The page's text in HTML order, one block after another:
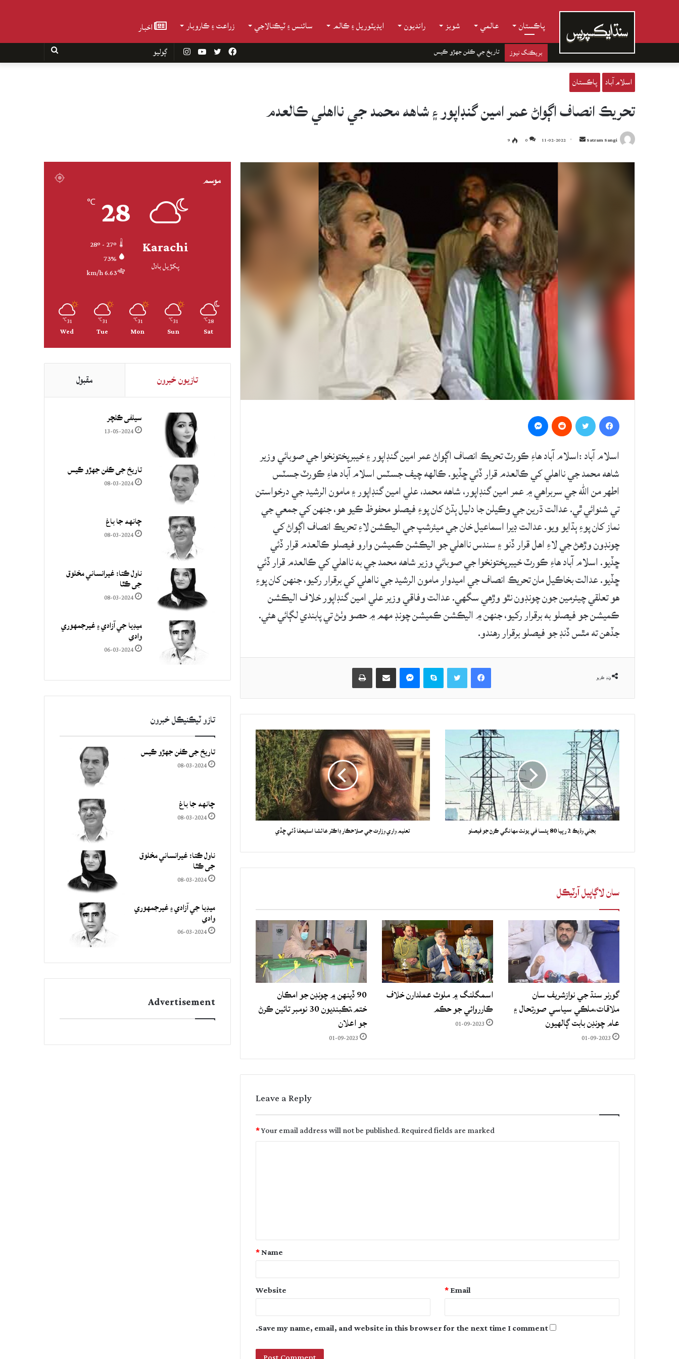
پاڪستان عالمي شوبز رانديون ايڊيٽوريل ۽ ڪالم سائنس ۽ ٽيڪنالاجي زراعت ۽ ڪاروبار اخبار
بريڪنگ نيوز تاريخ جي ڪفن جھڙو ڪيس InstagramYouTube Twitter
Facebook
اسلام آباد پاڪستان
تحريڪ انصاف اڳواڻ عمر امين گنڊاپور ۽ شاهه محمد جي نااهلي ڪالعدم
Satram Sangi
Send
email
11-02-2022
0
9
اسلام آباد :اسلام آباد هاءِ ڪورٽ تحريڪ انصاف اڳواڻ عمر امين گنڊاپور ۽ خيبرپختونخوا جي صوبائي وزير
شاهه محمد جي نااهلي کي ڪالعدم قرار ڏئي ڇڏيو. ڪالهه چيف جسٽس اسلام آباد هاءِ ڪورٽ جسٽس
اطهر من الله جي سربراهي ۾ عمر امين گنڊاپور، شاهه محمد، علي امين گنڊاپور ۽ مامون الرشيد جي درخواستن
تي شنوائي ٿي. عدالت ڌرين جي وڪيلن جا دليل ٻڌڻ کان پوءِ فيصلو محفوظ ڪيو هو، جنهن کي جمعي جي
نماز کان پوءِ ٻڌايو ويو. عدالت ڊيرا اسماعيل خان جي ميئرشپ جي اليڪشن لاءِ تحريڪ انصاف اڳواڻ کي
چونڊون وڙهڻ جي لاءِ اهل قرار ڏنو ۽ سندس نااهلي جو اليڪشن ڪميشن وارو فيصلو ڪالعدم قرار ڏئي
ڇڏيو. اسلام آباد هاءِ ڪورٽ خيبرپختونخوا جي صوبائي وزير شاهه محمد جي به نااهلي کي ڪالعدم قرار ڏئي
ڇڏيو. عدالت بخاڪيل مان تحريڪ انصاف جي اميدوار مامون الرشيد جي نااهلي کي برقرار رکيو، جنهن کان پوءِ
هو تعلقي چيئرمين جون چونڊون نٿو وڙهي سگهي. عدالت وفاقي وزير علي امين گنڊاپور خلاف اليڪشن
ڪميشن جو فيصلو به برقرار رکيو، جنهن ۾ اليڪشن ڪميشن چونڊ مهم ۾ حصو وٺڻ تي پابندي لڳائي هئي.
جڏهن ته مٿس ڏنڊ جو فيصلو برقرار رهندو.
ونڊ ڪريو
Facebook
Skype حصيداري ڪريو اي ميل ذريعي
بجلي وڌيڪ 2 رپيا 80 پئسا في يونٽ مهانگي ڪرڻ جو فيصلو تعليم واري وزارت جي صلاحڪار ڊاڪٽر عائشا استيعفا ڏئي ڇڏي
سان لاڳاپيل آرٽيڪل
گورنر سنڌ جي نوازشريف سان
ملاقات،ملڪي سياسي صورتحال ۽
عام چونڊن بابت ڳالهيون
01-09-2023
اسمگلنگ ۾ ملوث عملدارن خلاف
ڪارروائي جو حڪم
01-09-2023
90 ڏينهن ۾ چونڊن جو امڪان
ختم،تڪبنديون 30 نومبر تائين ڪرڻ
جو اعلان
01-09-2023
Leave a Reply
Your email address will not be published.Required fields are marked
*
t
Name
*
Email
*
Website
Save my name, email, and website in this browser for the next time I comment.
موسم
Karachi
پکڙيل بادل
28
℃
73%
6.63 km/h
28
℃
Sat
31
℃
Sun
31
℃
Mon
31
℃
Tue
31
℃
Wed
تازيون خبرون مقبول
سيلفي ڪلچر
13-05-2024
تاريخ جي ڪفن جھڙو ڪيس
08-03-2024
چانهه جا باغ
08-03-2024
ناول ڪتا: غيرانساني مخلوق
جي ڪٿا
08-03-2024
ميڊيا جي آزادي ۽ غيرجمھوري
وادي
06-03-2024
تازو ٽيڪنيڪل خبرون
تاريخ جي ڪفن جھڙو ڪيس
08-03-2024
چانهه جا باغ
08-03-2024
ناول ڪتا: غيرانساني مخلوق
جي ڪٿا
08-03-2024
ميڊيا جي آزادي ۽ غيرجمھوري
وادي
06-03-2024
Advertisement